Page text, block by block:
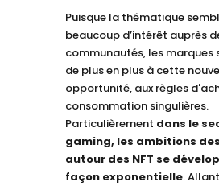
Puisque la thématique
beaucoup d’intérêt auprès
communautés, les marques
de plus en plus à cette
opportunité, aux règles
consommation singulières.
Particulièrement dans le
gaming, les ambitions
autour des NFT se
façon exponentielle.